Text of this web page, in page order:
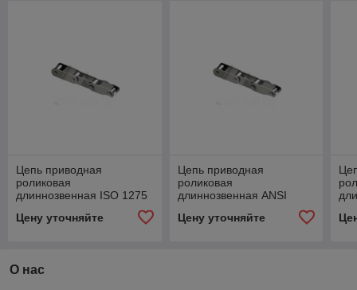
Цепь приводная
роликовая
длиннозвенная ISO 1275
пластин С220В
Цену уточняйте
Цепь приводная
роликовая
длиннозвенная ANSI
контуром пластин аналог
Цену уточняйте
О нас